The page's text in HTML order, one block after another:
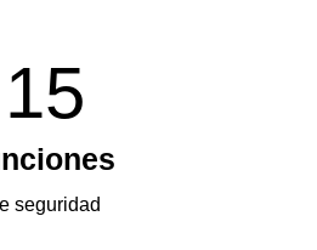
15
seguridad